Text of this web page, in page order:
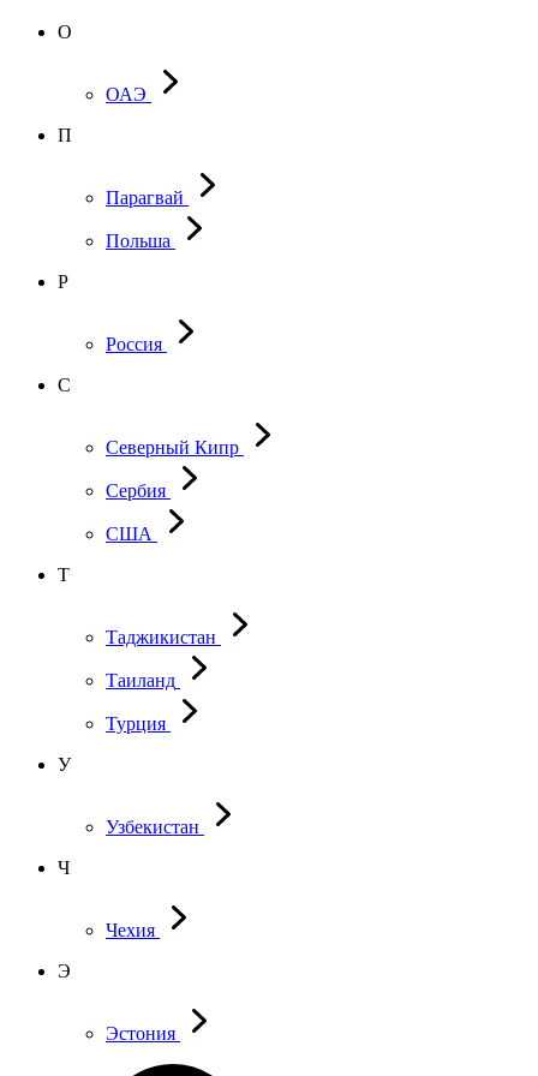
О
ОАЭ
П
Парагвай
Польша
Р
Россия
С
Северный Кипр
Сербия
США
Т
Таджикистан
Таиланд
Турция
У
Узбекистан
Ч
Чехия
Э
Эстония